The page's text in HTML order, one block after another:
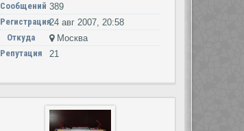
Сообщений 389
Регистрация24 авг 2007, 20:58
Откуда
Москва
Репутация
21